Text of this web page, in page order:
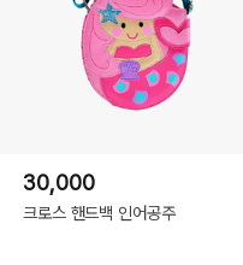
30,000
크로스 핸드백 인어공주